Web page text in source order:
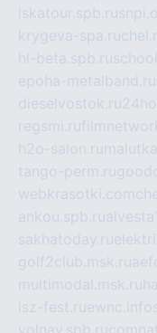
iskatour.spb.ru
krygeva-spa.ru
hl-beta.spb.ru
epoha-metalband.ru
dieselvostok.ru
regsmi.ru
h2o-salon.ru
tango-perm.ru
webkrasotki.com
ankou.spb.ru
sakhatoday.ru
golf2club.msk.ru
multimodal.msk.ru
isz-fest.ruewnc.info
volnav.spb.ru